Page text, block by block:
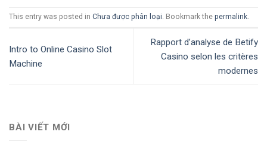
This entry was posted in Chưa được phân loại . Bookmark the permalink
Intro to Online Casino Slot
Machine
Rapport d’analyse de Betify
Casino selon les critères
modernes
BÀI VIẾT MỚI